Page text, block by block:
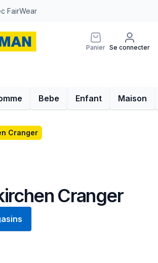
FairWear
Panier Se connecter
Bebe Enfant Maison
Cranger
Cranger